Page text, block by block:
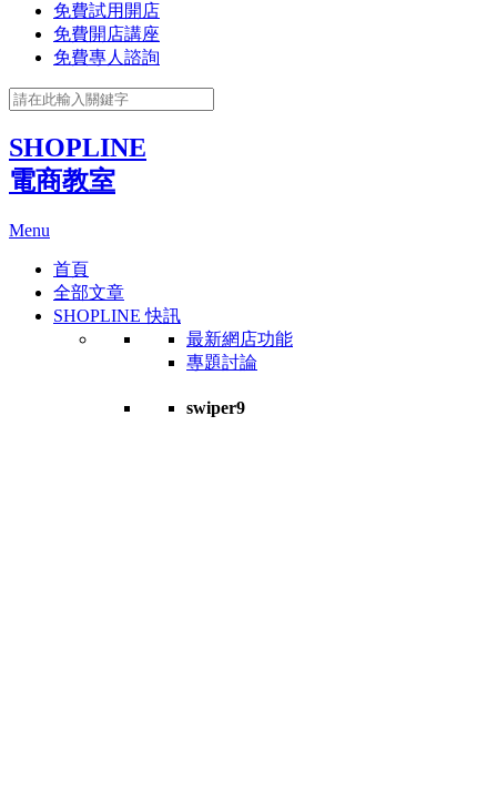
免費試用開店
免費開店講座
免費專人諮詢
SHOPLINE
電商教室
Menu
首頁
全部文章
SHOPLINE 快訊
最新網店功能
專題討論
swiper9